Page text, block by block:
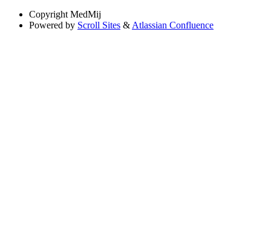
Copyright MedMij
Powered by Scroll Sites & Atlassian Confluence